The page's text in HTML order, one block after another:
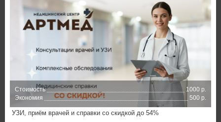
Стоимость
1000 р.
Экономия
500 р.
УЗИ, приём врачей и справки со скидкой до 54%